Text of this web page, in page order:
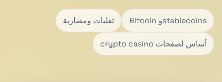
Bitcoin وstablecoins تقلبات ومضاربة
أساس لصفحات crypto casino